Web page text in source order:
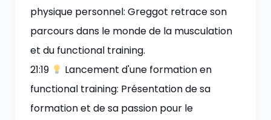
physique personnel: Greggot retrace son
parcours dans le monde de la musculation
et du functional training.
21:19
Lancement d'une formation en
functional training: Présentation de sa
formation et de sa passion pour le